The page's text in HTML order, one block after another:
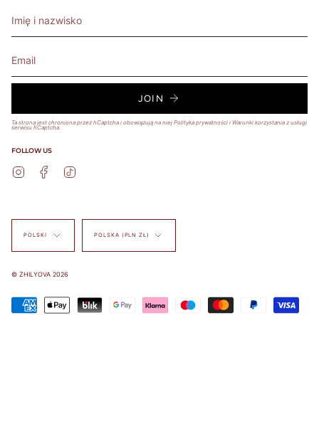
JOIN
Ta strona jest chroniona przez hCaptcha i obowiązują na niej Polityka prywatności i Warunki korzystania z usługi
serwisu hCaptcha.
FOLLOW US
InstagramFacebook
Język
POLSKI
Waluta
POLSKA (PLN ZŁ)
© ZHILYOVA 2026